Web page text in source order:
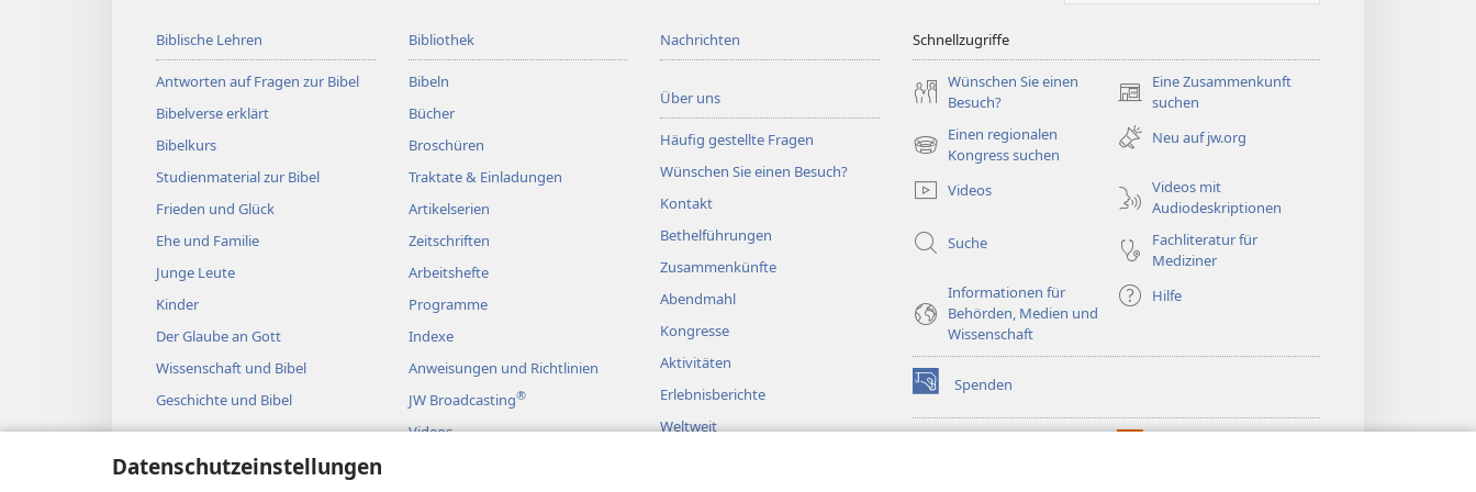
Datenschutzeinstellungen
Biblische Lehren
Antworten auf Fragen zur Bibel
Bibelverse erklärt
Bibelkurs
Studienmaterial zur Bibel
Frieden und Glück
Ehe und Familie
Junge Leute
Kinder
Der Glaube an Gott
Wissenschaft und Bibel
Geschichte und Bibel
Bibliothek
Bibeln
Bücher
Broschüren
Traktate & Einladungen
Artikelserien
Zeitschriften
Arbeitshefte
Programme
Indexe
Anweisungen und Richtlinien
JW Broadcasting®
Videos
Nachrichten
Über uns
Häufig gestellte Fragen
Wünschen Sie einen Besuch?
Kontakt
Bethelführungen
Zusammenkünfte
Abendmahl
Kongresse
Aktivitäten
Erlebnisberichte
Weltweit
Schnellzugriffe
Wünschen Sie einen
Besuch?
Eine Zusammenkunft
suchen
(öffnet
neues
Fenster)
Einen regionalen
Kongress suchen
(öffnet
Fenster)
Neu auf jw.org
Videos
Videos mit
Audiodeskriptionen
Suche
Fachliteratur für
Mediziner
Informationen für
Behörden, Medien und
Wissenschaft
Hilfe
Spenden
(öffnet
neues
Fenster)